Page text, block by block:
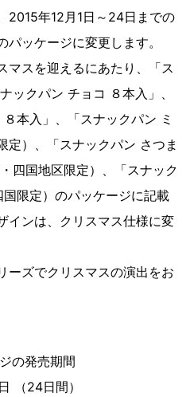
2015年12月1日～24日までの
ッケージに変更します。
マスを迎えるにあたり、「ス
ックパン チョコ ８本入」、
本入」、「スナックパン ミ
）、「スナックパン さつま
四国地区限定）、「スナック
限定）のパッケージに記載
インは、クリスマス仕様に変
ーズでクリスマスの演出をお
の発売期間
（24日間）